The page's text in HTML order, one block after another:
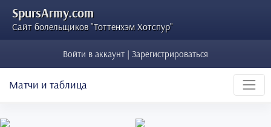
SpursArmy.com
Сайт болельщиков "Тоттенхэм Хотспур"
Войти в аккаунт | Зарегистрироваться
Матчи и таблица